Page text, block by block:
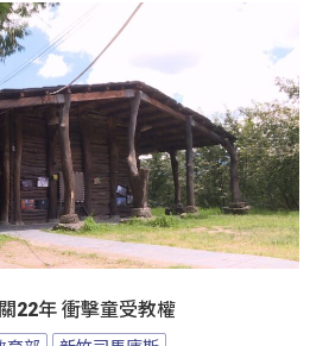
22年 衝擊童受教權